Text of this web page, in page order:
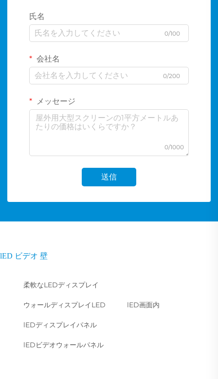
氏名
0/100
会社名
0/200
メッセージ
0/1000
送信
lED ビデオ 壁
柔軟なLEDディスプレイ
ウォールディスプレイLED lED画面内
lEDディスプレイパネル
lEDビデオウォールパネル